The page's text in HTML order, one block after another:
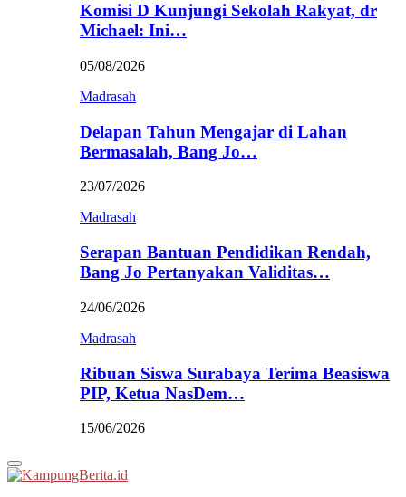
Komisi D Kunjungi Sekolah Rakyat, dr
Michael: Ini…
05/08/2026
Madrasah
Delapan Tahun Mengajar di Lahan
Bermasalah, Bang Jo…
23/07/2026
Madrasah
Serapan Bantuan Pendidikan Rendah,
Bang Jo Pertanyakan Validitas…
24/06/2026
Madrasah
Ribuan Siswa Surabaya Terima Beasiswa
PIP, Ketua NasDem…
15/06/2026
Primary
Menu